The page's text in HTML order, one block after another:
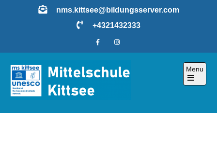
nms.kittsee@bildungsserver.com
+4321432333
Menu
Open